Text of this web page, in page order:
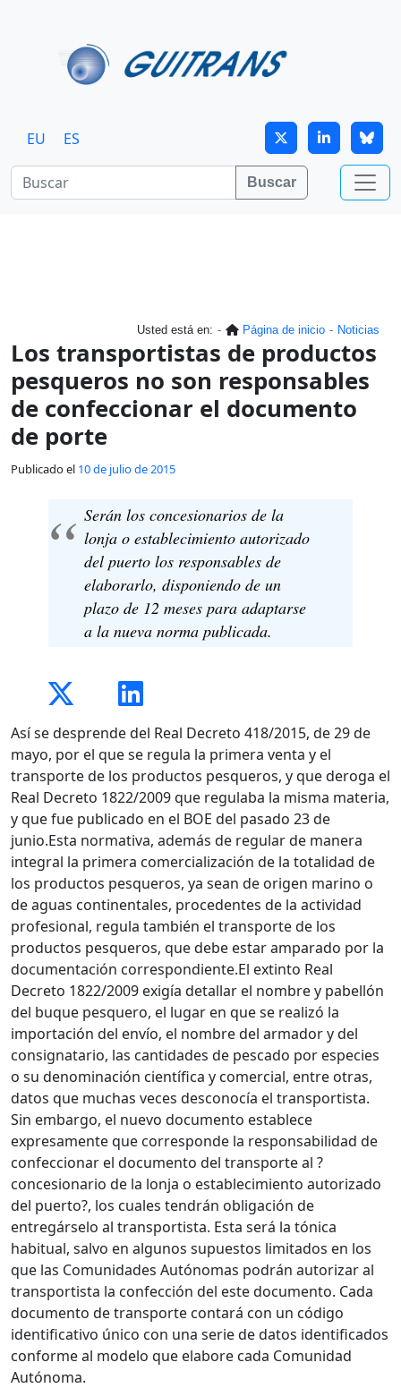
EU ES
Buscar
Usted está en: Página de inicio Noticias
Los transportistas de productos
pesqueros no son responsables
de confeccionar el documento
de porte
Publicado el 10 de julio de 2015
Serán los concesionarios de la
lonja o establecimiento autorizado
del puerto los responsables de
elaborarlo, disponiendo de un
plazo de 12 meses para adaptarse
a la nueva norma publicada.
Así se desprende del Real Decreto 418/2015, de 29 de
mayo, por el que se regula la primera venta y el
transporte de los productos pesqueros, y que deroga el
Real Decreto 1822/2009 que regulaba la misma materia,
y que fue publicado en el BOE del pasado 23 de
junio.Esta normativa, además de regular de manera
integral la primera comercialización de la totalidad de
los productos pesqueros, ya sean de origen marino o
de aguas continentales, procedentes de la actividad
profesional, regula también el transporte de los
productos pesqueros, que debe estar amparado por la
documentación correspondiente.El extinto Real
Decreto 1822/2009 exigía detallar el nombre y pabellón
del buque pesquero, el lugar en que se realizó la
importación del envío, el nombre del armador y del
consignatario, las cantidades de pescado por especies
o su denominación científica y comercial, entre otras,
datos que muchas veces desconocía el transportista.
Sin embargo, el nuevo documento establece
expresamente que corresponde la responsabilidad de
confeccionar el documento del transporte al ?
concesionario de la lonja o establecimiento autorizado
del puerto?, los cuales tendrán obligación de
entregárselo al transportista. Esta será la tónica
habitual, salvo en algunos supuestos limitados en los
que las Comunidades Autónomas podrán autorizar al
transportista la confección del este documento. Cada
documento de transporte contará con un código
identificativo único con una serie de datos identificados
conforme al modelo que elabore cada Comunidad
Autónoma.